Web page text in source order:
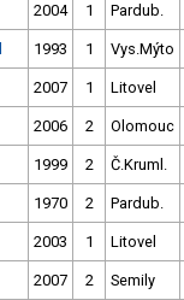
2004 1 Pardub.
1993 1 Vys.Mýto
2007 1 Litovel
2006 2 Olomouc
1999 2 Č.Kruml.
1970 2 Pardub.
2003 1 Litovel
2007 2 Semily